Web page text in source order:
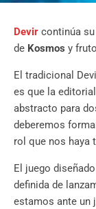
Devir continúa
de Kosmos y
El tradicional
es que la
abstracto para
deberemos
rol que nos haya
El juego
definida de
estamos ante un